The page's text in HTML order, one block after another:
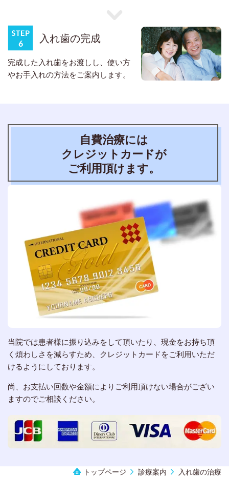
入れ歯の完成
完成した入れ歯をお渡しし、使い方
やお手入れの方法をご案内します。
自費治療には
クレジットカードが
ご利用頂けます。
当院では患者様に振り込みをして頂いたり、現金をお持ち頂
く煩わしさを減らすため、クレジットカードをご利用いただ
けるようにしております。
尚、お支払い回数や金額によりご利用頂けない場合がござい
ますのでご相談ください。
トップページ 診療案内 入れ歯の治療